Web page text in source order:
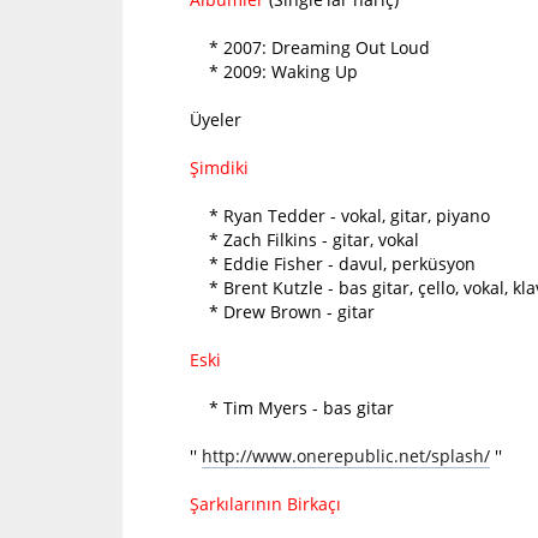
* 2007: Dreaming Out Loud
* 2009: Waking Up
Üyeler
Şimdiki
* Ryan Tedder - vokal, gitar, piyano
* Zach Filkins - gitar, vokal
* Eddie Fisher - davul, perküsyon
* Brent Kutzle - bas gitar, çello, vokal,
* Drew Brown - gitar
Eski
* Tim Myers - bas gitar
'' http://www.onerepublic.net/splash/ ''
Şarkılarının Birkaçı